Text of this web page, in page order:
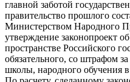
главной заботой
правительство прошлого
Министерством Народного
утверждение законопроект
пространстве Российского
обязательного, со штрафом
школы, народного обучения